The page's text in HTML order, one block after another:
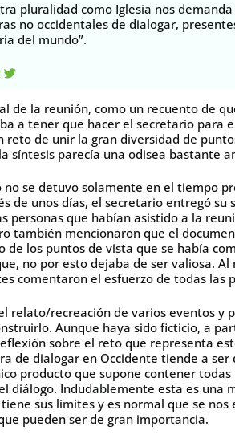
pluralidad como Iglesia nos
no occidentales de dialogar,
del mundo”.
de la reunión, como un recuento de
a tener que hacer el secretario para
reto de unir la gran diversidad de
síntesis parecía una odisea bastante
no se detuvo solamente en el tiempo
de unos días, el secretario entregó su
personas que habían asistido a la
también mencionaron que el
de los puntos de vista que se había
no por esto dejaba de ser valiosa.
comentaron el esfuerzo de todas las
relato/recreación de varios eventos y
Aunque haya sido ficticio, a
sobre el reto que representa
de dialogar en Occidente tiende a
producto que supone contener
diálogo. Indudablemente esta es una
sus límites y es normal que se nos
pueden ser de gran importancia.